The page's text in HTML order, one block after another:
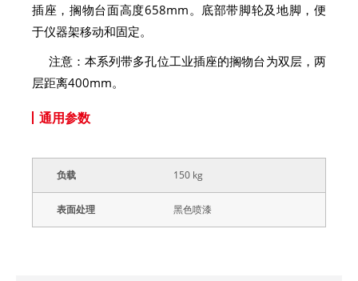
插座，搁物台面高度658mm。底部带脚轮及地脚，便
于仪器架移动和固定。
注意：本系列带多孔位工业插座的搁物台为双层，两
层距离400mm。
通用参数
负载 150 kg
表面处理 黑色喷漆